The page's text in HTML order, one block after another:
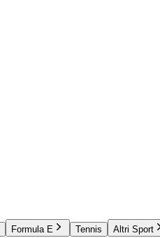
Formula E Tennis Altri Sport